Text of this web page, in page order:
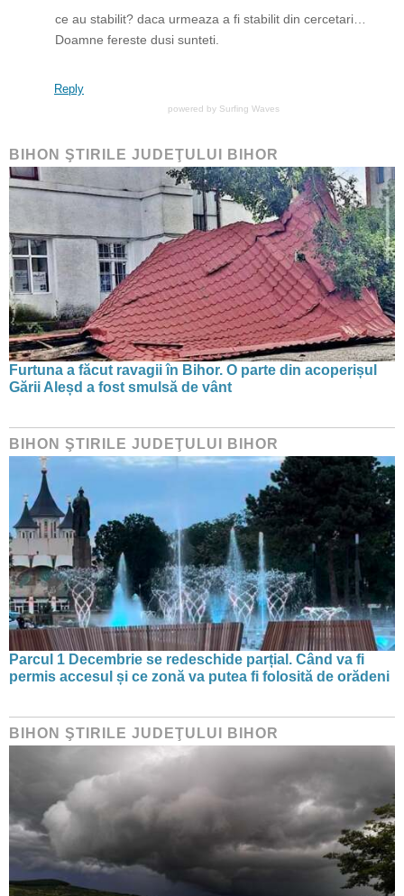
ce au stabilit? daca urmeaza a fi stabilit din cercetari…
Doamne fereste dusi sunteti.
Reply
powered by Surfing Waves
BIHON ŞTIRILE JUDEŢULUI BIHOR
Furtuna a făcut ravagii în Bihor. O parte din acoperișul
Gării Aleșd a fost smulsă de vânt
BIHON ŞTIRILE JUDEŢULUI BIHOR
Parcul 1 Decembrie se redeschide parțial. Când va fi
permis accesul și ce zonă va putea fi folosită de orădeni
BIHON ŞTIRILE JUDEŢULUI BIHOR